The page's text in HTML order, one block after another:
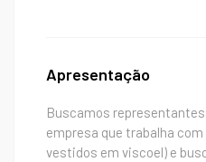
Apresentação
Buscamos
empresa que trabalha
vestidos em viscoel) e